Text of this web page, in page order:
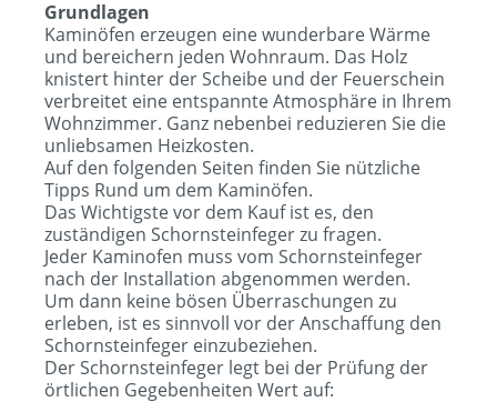
Grundlagen
Kaminöfen erzeugen eine wunderbare Wärme
und bereichern jeden Wohnraum. Das Holz
knistert hinter der Scheibe und der Feuerschein
verbreitet eine entspannte Atmosphäre in Ihrem
Wohnzimmer. Ganz nebenbei reduzieren Sie die
unliebsamen Heizkosten.
Auf den folgenden Seiten finden Sie nützliche
Tipps Rund um dem Kaminöfen.
Das Wichtigste vor dem Kauf ist es, den
zuständigen Schornsteinfeger zu fragen.
Jeder Kaminofen muss vom Schornsteinfeger
nach der Installation abgenommen werden.
Um dann keine bösen Überraschungen zu
erleben, ist es sinnvoll vor der Anschaffung den
Schornsteinfeger einzubeziehen.
Der Schornsteinfeger legt bei der Prüfung der
örtlichen Gegebenheiten Wert auf: